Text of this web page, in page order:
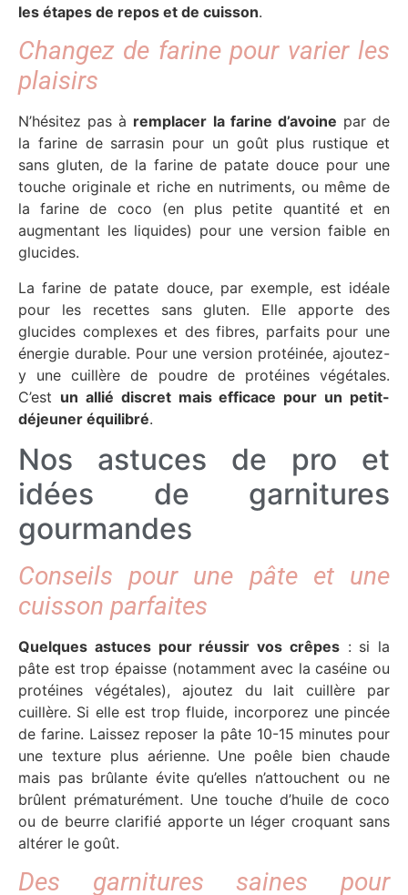
les étapes de repos et de cuisson.
Changez de farine pour varier les
plaisirs
N’hésitez pas à remplacer la farine d’avoine par de
la farine de sarrasin pour un goût plus rustique et
sans gluten, de la farine de patate douce pour une
touche originale et riche en nutriments, ou même de
la farine de coco (en plus petite quantité et en
augmentant les liquides) pour une version faible en
glucides.
La farine de patate douce, par exemple, est idéale
pour les recettes sans gluten. Elle apporte des
glucides complexes et des fibres, parfaits pour une
énergie durable. Pour une version protéinée, ajoutez-
y une cuillère de poudre de protéines végétales.
C’est un allié discret mais efficace pour un petit-
déjeuner équilibré.
Nos astuces de pro et
idées de garnitures
gourmandes
Conseils pour une pâte et une
cuisson parfaites
Quelques astuces pour réussir vos crêpes: si la
pâte est trop épaisse (notamment avec la caséine ou
protéines végétales), ajoutez du lait cuillère par
cuillère. Si elle est trop fluide, incorporez une pincée
de farine. Laissez reposer la pâte 10-15 minutes pour
une texture plus aérienne. Une poêle bien chaude
mais pas brûlante évite qu’elles n’attouchent ou ne
brûlent prématurément. Une touche d’huile de coco
ou de beurre clarifié apporte un léger croquant sans
altérer le goût.
Des garnitures saines pour